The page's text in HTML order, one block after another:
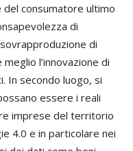
del consumatore ultimo
di
di
l’innovazione di
In secondo luogo, si
essere i reali
imprese del territorio
4.0 e in particolare nei